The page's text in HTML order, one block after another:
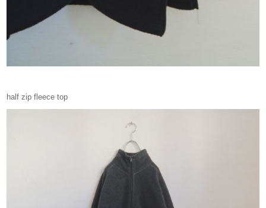
half zip fleece top